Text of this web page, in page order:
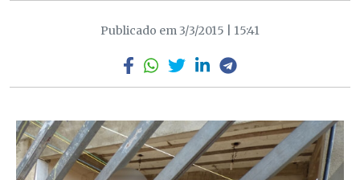
Publicado em 3/3/2015 | 15:41